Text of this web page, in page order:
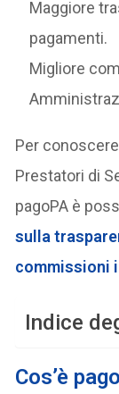
Maggiore
pagamenti.
Migliore
Per
Prestatori di
pagoPA è
sulla
commissioni
Indice
Cos’è